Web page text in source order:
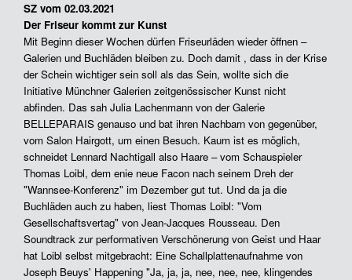
SZ vom 02.03.2021
Der Friseur kommt zur Kunst
Mit Beginn dieser Wochen dürfen Friseurläden wieder öffnen –
Galerien und Buchläden bleiben zu. Doch damit , dass in der Krise
der Schein wichtiger sein soll als das Sein, wollte sich die
Initiative Münchner Galerien zeitgenössischer Kunst nicht
abfinden. Das sah Julia Lachenmann von der Galerie
BELLEPARAIS genauso und bat ihren Nachbarn von gegenüber,
vom Salon Hairgott, um einen Besuch. Kaum ist es möglich,
schneidet Lennard Nachtigall also Haare – vom Schauspieler
Thomas Loibl, dem enie neue Facon nach seinem Dreh der
"Wannsee-Konferenz" im Dezember gut tut. Und da ja die
Buchläden auch zu haben, liest Thomas Loibl: "Vom
Gesellschaftsvertag" von Jean-Jacques Rousseau. Den
Soundtrack zur performativen Verschönerung von Geist und Haar
hat Loibl selbst mitgebracht: Eine Schallplattenaufnahme von
Joseph Beuys' Happening "Ja, ja, ja, nee, nee, nee, klingendes